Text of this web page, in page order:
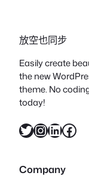
放空也同步
Easily create
the new
theme. No
today!
X InstagramLinkedIn Facebook
Company